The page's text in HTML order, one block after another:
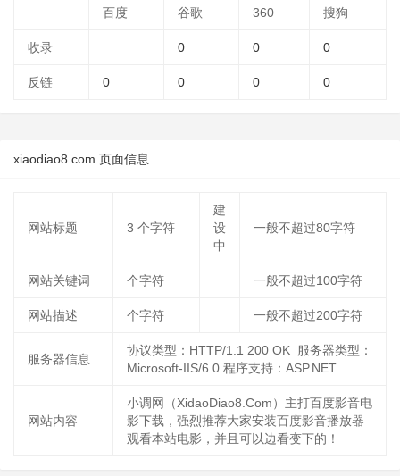
百度 谷歌 360 搜狗
收录 0 0 0
反链 0 0 0 0
xiaodiao8.com 页面信息
网站标题 3 个字符
建
设
中
一般不超过80字符
网站关键词 个字符 一般不超过100字符
网站描述 个字符 一般不超过200字符
服务器信息
协议类型：HTTP/1.1 200 OK 服务器类型：
Microsoft-IIS/6.0 程序支持：ASP.NET
网站内容
小调网（XidaoDiao8.Com）主打百度影音电
影下载，强烈推荐大家安装百度影音播放器
观看本站电影，并且可以边看变下的！